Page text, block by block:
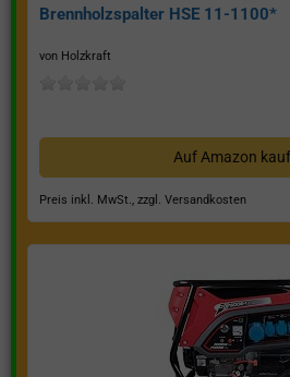
Brennholzspalter HSE 11-1100*
von Holzkraft
Auf Amazon
Preis inkl. MwSt., zzgl. Versandkosten